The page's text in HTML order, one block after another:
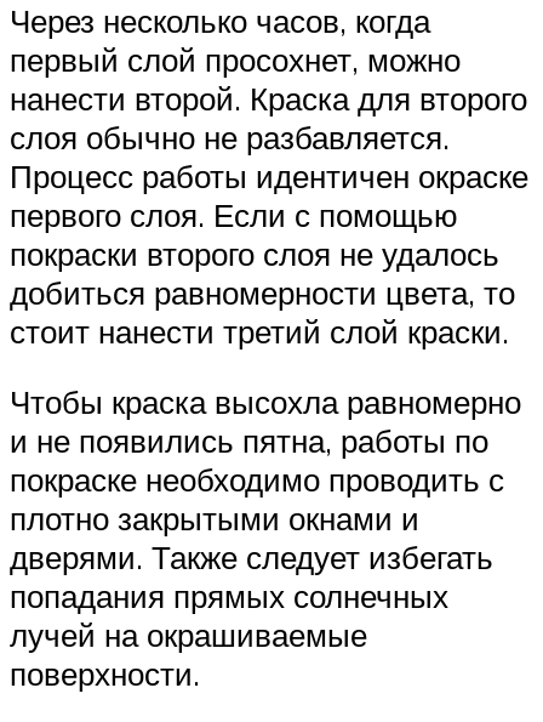
Через несколько часов, когда
первый слой просохнет, можно
нанести второй. Краска для второго
слоя обычно не разбавляется.
Процесс работы идентичен окраске
первого слоя. Если с помощью
покраски второго слоя не удалось
добиться равномерности цвета, то
стоит нанести третий слой краски.
Чтобы краска высохла равномерно
и не появились пятна, работы по
покраске необходимо проводить с
плотно закрытыми окнами и
дверями. Также следует избегать
попадания прямых солнечных
лучей на окрашиваемые
поверхности.